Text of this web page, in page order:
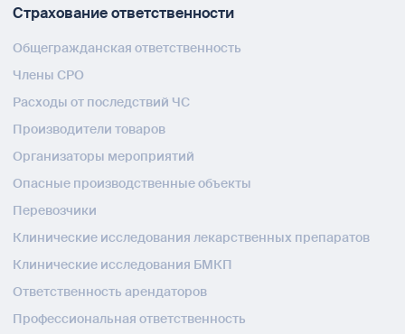
Страхование ответственности
Общегражданская ответственность
Члены СРО
Расходы от последствий ЧС
Производители товаров
Организаторы мероприятий
Опасные производственные объекты
Перевозчики
Клинические исследования лекарственных препаратов
Клинические исследования БМКП
Ответственность арендаторов
Профессиональная ответственность